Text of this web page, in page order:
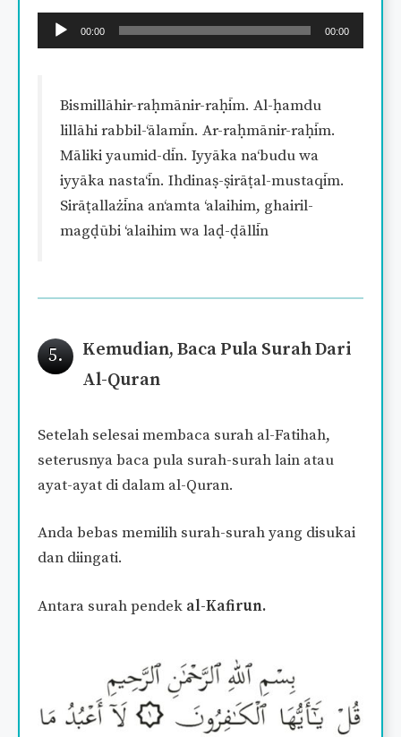
Audio
Player
00:00 00:00
Bismillāhir-raḥmānir-raḥīm. Al-ḥamdu
lillāhi rabbil-‘ālamīn. Ar-raḥmānir-raḥīm.
Māliki yaumid-dīn. Iyyāka na‘budu wa
iyyāka nasta‘īn. Ihdinaṣ-ṣirāṭal-mustaqīm.
Sirāṭallażīna an‘amta ‘alaihim, ghairil-
magḍūbi ‘alaihim wa laḍ-ḍāllīn
5.
Kemudian, Baca Pula Surah Dari
Al-Quran
Setelah selesai membaca surah al-Fatihah,
seterusnya baca pula surah-surah lain atau
ayat-ayat di dalam al-Quran.
Anda bebas memilih surah-surah yang disukai
dan diingati.
Antara surah pendek al-Kafirun.